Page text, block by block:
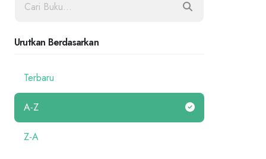
Urutkan Berdasarkan
Terbaru
A-Z
Z-A